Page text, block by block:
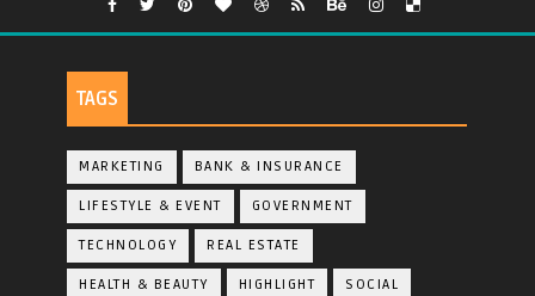
TAGS
MARKETING BANK & INSURANCE
LIFESTYLE & EVENT GOVERNMENT
TECHNOLOGY REAL ESTATE
HEALTH & BEAUTY HIGHLIGHT SOCIAL